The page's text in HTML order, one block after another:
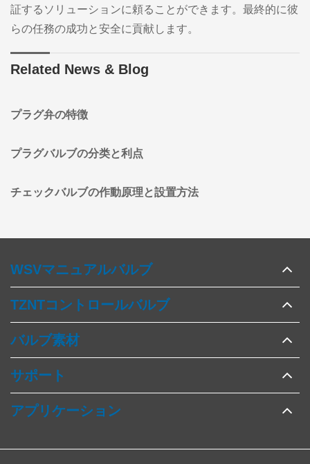
証するソリューションに頼ることができます。最終的に彼
らの任務の成功と安全に貢献します。
Related News & Blog
プラグ弁の特徴
プラグバルブの分类と利点
チェックバルブの作動原理と設置方法
WSVマニュアルバルブ
TZNTコントロールバルブ
バルブ素材
サポート
アプリケーション